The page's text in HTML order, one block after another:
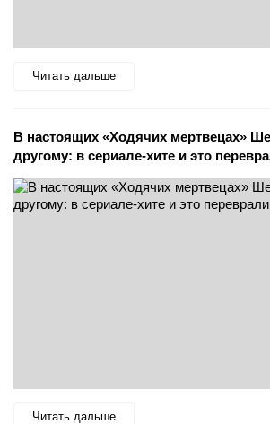
Читать дальше
В настоящих «Ходячих мертвецах»
другому: в сериале-хите и это
Читать дальше